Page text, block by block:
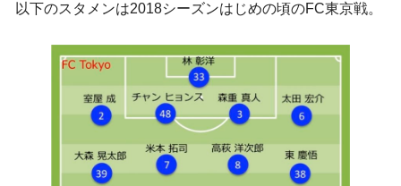
以下のスタメンは2018シーズンはじめの頃のFC東京戦。